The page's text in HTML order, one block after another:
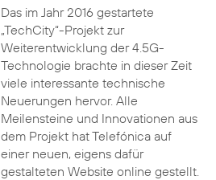
Das im Jahr 2016 gestartete
„TechCity“-Projekt zur
Weiterentwicklung der 4.5G-
Technologie brachte in dieser Zeit
viele interessante technische
Neuerungen hervor. Alle
Meilensteine und Innovationen aus
dem Projekt hat Telefónica auf
einer neuen, eigens dafür
gestalteten Website online gestellt.